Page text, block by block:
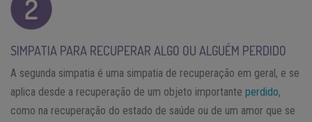
SIMPATIA PARA RECUPERAR ALGO OU ALGUÉM PERDIDO
A segunda simpatia é uma simpatia de recuperação em geral, e se
aplica desde a recuperação de um objeto importante perdido,
como na recuperação do estado de saúde ou de um amor que se